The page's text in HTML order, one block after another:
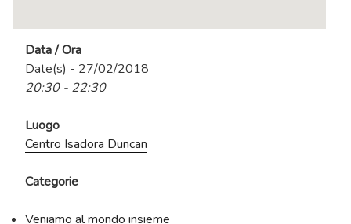
Data / Ora
Date(s) - 27/02/2018
20:30 - 22:30
Luogo
Centro Isadora Duncan
Categorie
Veniamo al mondo insieme